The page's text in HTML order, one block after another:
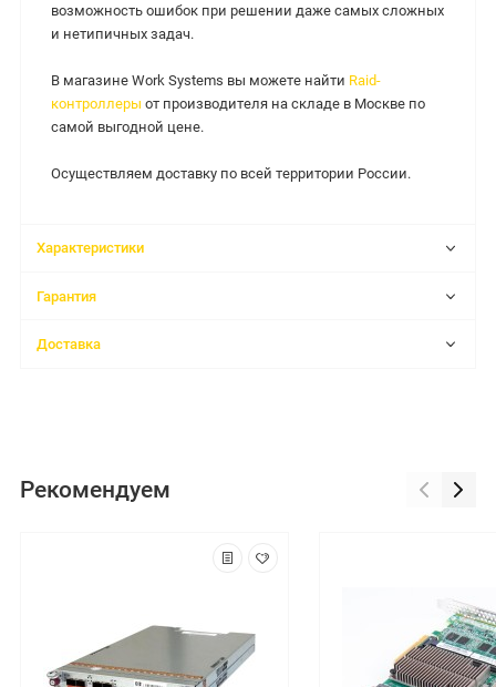
возможность ошибок при решении даже самых сложных
и нетипичных задач.
В магазине Work Systems вы можете найти Raid-
контроллеры от производителя на складе в Москве по
самой выгодной цене.
Осуществляем доставку по всей территории России.
Характеристики
Гарантия
Доставка
Рекомендуем